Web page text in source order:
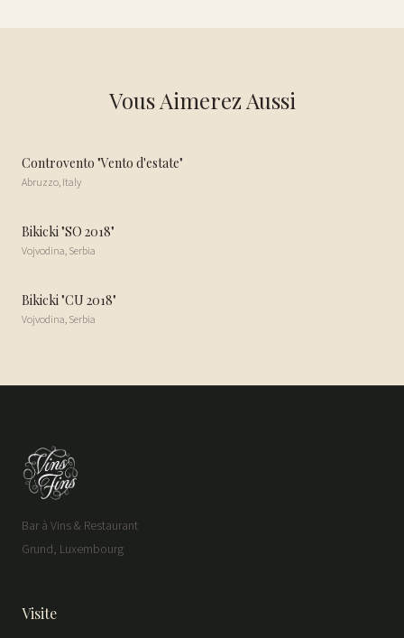
Vous Aimerez Aussi
Controvento "Vento d'estate"
Abruzzo,Italy
Bikicki "SO 2018"
Vojvodina,Serbia
Bikicki "CU 2018"
Vojvodina,Serbia
Bar à Vins & Restaurant
Grund, Luxembourg
Visite